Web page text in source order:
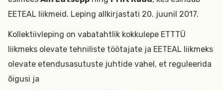
EETEAL liikmeid. Leping allkirjastati 20. juunil 2017.
Kollektiivleping on vabatahtlik kokkulepe ETTTÜ
liikmeks olevate tehniliste töötajate ja EETEAL liikmeks
olevate etendusasutuste juhtide vahel, et reguleerida
õigusi ja